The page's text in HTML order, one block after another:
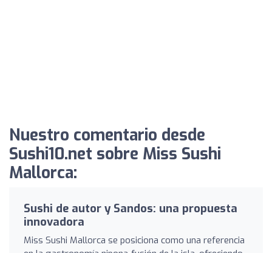
Nuestro comentario desde
Sushi10.net sobre Miss Sushi
Mallorca:
Sushi de autor y Sandos: una propuesta
innovadora
Miss Sushi Mallorca se posiciona como una referencia